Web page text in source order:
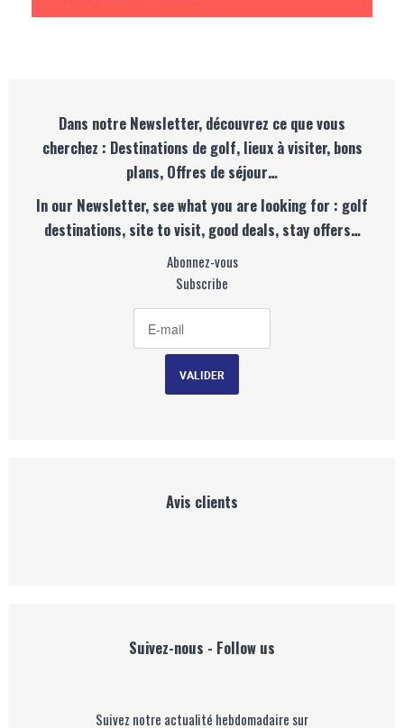
Dans notre Newsletter, découvrez ce que vous
cherchez : Destinations de golf, lieux à visiter, bons
plans, Offres de séjour…
In our Newsletter, see what you are looking for : golf
destinations, site to visit, good deals, stay offers…
Abonnez-vous
Subscribe
Avis clients
Suivez-nous - Follow us
Suivez notre actualité hebdomadaire sur